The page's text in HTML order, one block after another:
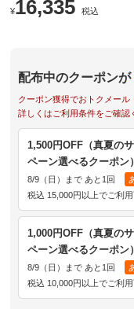
¥16,335 税込
配布中のクーポンが
クーポン獲得でおトクメール
詳しくはご利用条件をご確認
1,500円OFF（真夏の
ペーン選べるクーポン）
8/9（日）まで あと1回
税込 15,000円以上でご利
1,000円OFF（真夏の
ペーン選べるクーポン）
8/9（日）まで あと1回
税込 10,000円以上でご利